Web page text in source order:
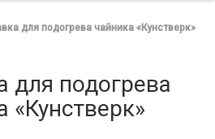
для подогрева чайника «Кунстверк»
для подогрева
«Кунстверк»